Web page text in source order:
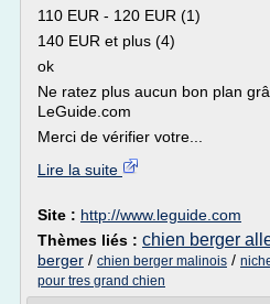
110 EUR - 120 EUR (1)
140 EUR et plus (4)
ok
Ne ratez plus aucun bon plan
LeGuide.com
Merci de vérifier votre...
Lire la suite
Site : http://www.leguide.com
Thèmes liés : chien berger
berger / chien berger malinois /
pour tres grand chien